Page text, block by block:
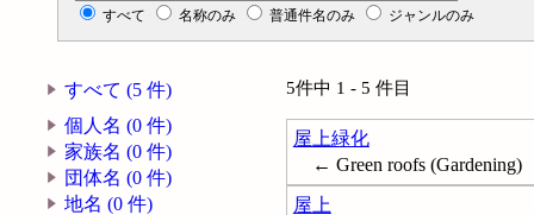
すべて 名称のみ 普通件名のみ ジャンルのみ
すべて (5 件)
個人名 (0 件)
家族名 (0 件)
団体名 (0 件)
地名 (0 件)
5件中 1 - 5 件目
屋上緑化
← Green roofs (Gardening)
屋上